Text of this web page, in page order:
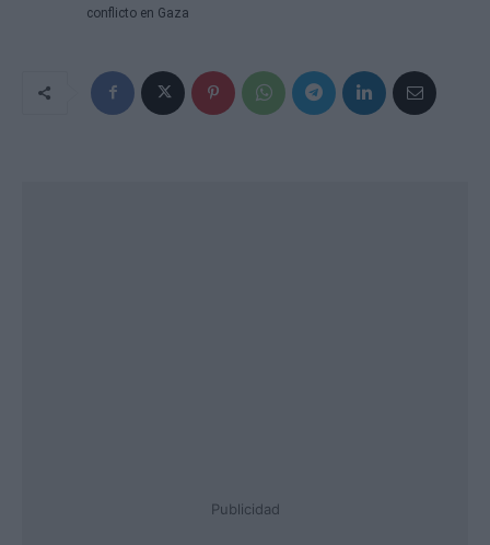
conflicto en Gaza
Publicidad